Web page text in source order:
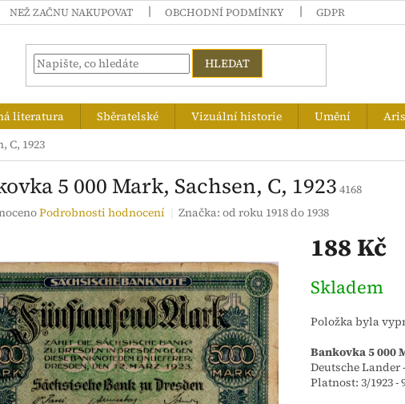
NEŽ ZAČNU NAKUPOVAT OBCHODNÍ PODMÍNKY GDPR
HLEDAT
literatura Sběratelské Vizuální historie Umění
C, 1923
5 000 Mark, Sachsen, C, 1923 4168
Podrobnosti hodnocení Značka:od roku 1918 do 1938
188 Kč
cena:
Skladem
Položka byla
Bankovka 5 000
Deutsche
Platnost: 3/1923 -